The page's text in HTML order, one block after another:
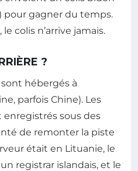
pour gagner du temps.
colis n’arrive jamais.
?
hébergés à
parfois Chine). Les
sous des
de remonter la piste
était en Lituanie, le
registrar islandais, et le